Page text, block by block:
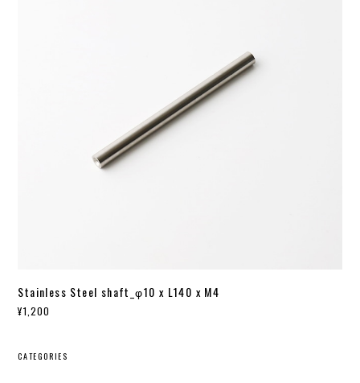
Stainless Steel shaft_φ10 x L140 x M4
¥1,200
CATEGORIES